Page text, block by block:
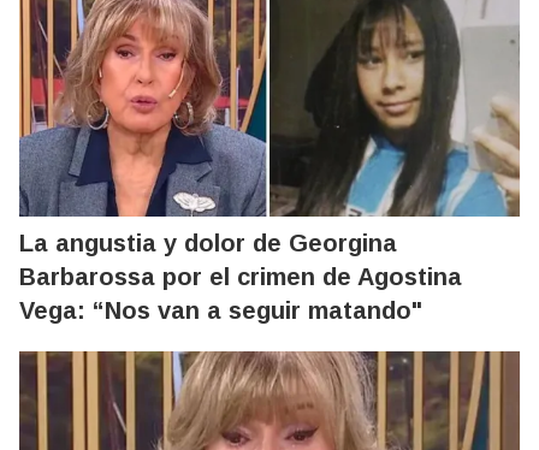
La angustia y dolor de Georgina
Barbarossa por el crimen de Agostina
Vega: “Nos van a seguir matando"